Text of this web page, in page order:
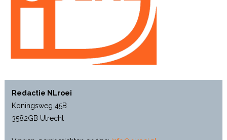
Redactie NLroei
Koningsweg 45B
3582GB Utrecht